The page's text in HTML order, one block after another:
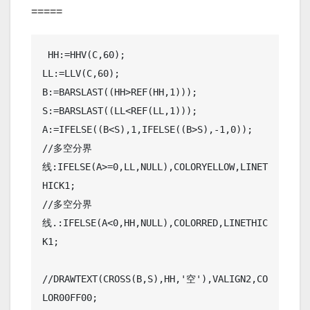
=====
LL:=LLV(C,60);
B:=BARSLAST((HH>REF(HH,1)));
S:=BARSLAST((LL<REF(LL,1)));
A:=IFELSE((B<S),1,IFELSE((B>S),-1,0));
//多空分界
线:IFELSE(A>=0,LL,NULL),COLORYELLOW,LINET
HICK1;
//多空分界
线.:IFELSE(A<0,HH,NULL),COLORRED,LINETHIC
K1;
//DRAWTEXT(CROSS(B,S),HH,'空'),VALIGN2,CO
LOR00FF00;